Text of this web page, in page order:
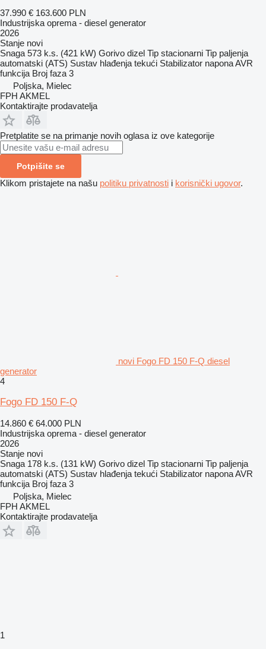
37.990 € 163.600 PLN
Industrijska oprema - diesel generator
2026
Stanje novi
Snaga 573 k.s. (421 kW) Gorivo dizel Tip stacionarni Tip paljenja
automatski (ATS) Sustav hlađenja tekući Stabilizator naponaAVR
funkcija Broj faza 3
Poljska, Mielec
FPH AKMEL
Kontaktirajte prodavatelja
Pretplatite se na primanje novih oglasa iz ove kategorije
Potpišite se
Klikom pristajete na našu politiku privatnosti i korisnički ugovor.
novi Fogo FD 150 F-Q diesel
generator
4
Fogo FD 150 F-Q
14.860 € 64.000 PLN
Industrijska oprema - diesel generator
2026
Stanje novi
Snaga 178 k.s. (131 kW) Gorivo dizel Tip stacionarni Tip paljenja
automatski (ATS) Sustav hlađenja tekući Stabilizator naponaAVR
funkcija Broj faza 3
Poljska, Mielec
FPH AKMEL
Kontaktirajte prodavatelja
1